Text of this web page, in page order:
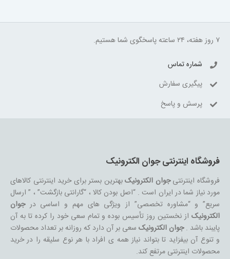
۷ روز هفته، ۲۴ ساعته پاسخگوی شما هستیم.
شماره تماس
پیگیری سفارش
پرسش و پاسخ
فروشگاه اینترنتی جوان الکترونیک
فروشگاه اینترنتیجوان الکترونیکبهترین بستر برای خرید اینترنتی کالاهای
مورد نیاز شما در ایران است . “اصل بودن کالا ، “گارانتی بازگشت” ، ” ارسال
سریع” و “مشاوره تخصصی” از ویژگی های مهم و اساسی درجوان
الکترونیکاز نخستین روز تأسیس بوده و تمام سعی خود را کرده تا به آن
پایبند باشد .جوان الکترونیکسعی بر آن دارد که روزانه بر تعداد محصولات
و تنوع آن بیفزاید تا بتواند نیاز همه ی افراد با هر نوع سلیقه را در خرید
محصولات اینترنتی مرتفع کند.